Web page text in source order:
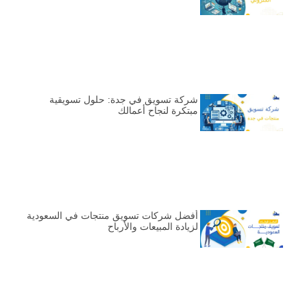
شركة تسويق في جدة: حلول تسويقية
مبتكرة لنجاح أعمالك
أفضل شركات تسويق منتجات في السعودية
لزيادة المبيعات والأرباح